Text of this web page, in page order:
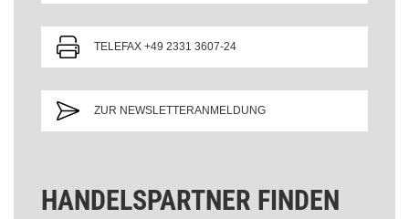
TELEFAX +49 2331 3607-24
ZUR NEWSLETTERANMELDUNG
HANDELSPARTNER FINDEN